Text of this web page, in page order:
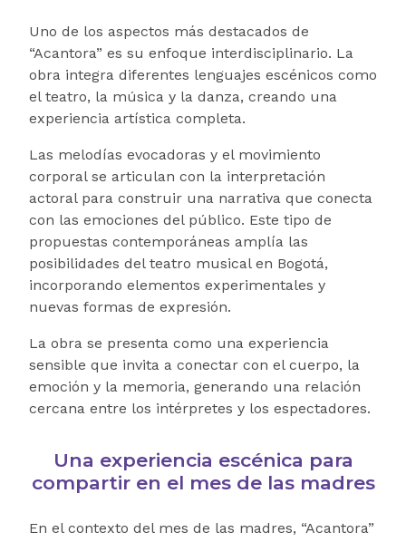
Uno de los aspectos más destacados de
“Acantora” es su enfoque interdisciplinario. La
obra integra diferentes lenguajes escénicos como
el teatro, la música y la danza, creando una
experiencia artística completa.
Las melodías evocadoras y el movimiento
corporal se articulan con la interpretación
actoral para construir una narrativa que conecta
con las emociones del público. Este tipo de
propuestas contemporáneas amplía las
posibilidades del teatro musical en Bogotá,
incorporando elementos experimentales y
nuevas formas de expresión.
La obra se presenta como una experiencia
sensible que invita a conectar con el cuerpo, la
emoción y la memoria, generando una relación
cercana entre los intérpretes y los espectadores.
Una experiencia escénica para
compartir en el mes de las madres
En el contexto del mes de las madres, “Acantora”